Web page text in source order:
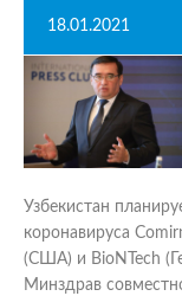
18.01.2021
Узбекистан
коронавируса
(США) и BioNTech
Минздрав